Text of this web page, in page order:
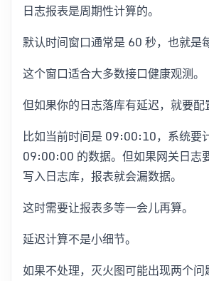
日志报表是周期性计算的。
默认时间窗口通常是 60 秒，也就是
这个窗口适合大多数接口健康观测。
但如果你的日志落库有延迟，就要配
比如当前时间是 09:00:10，系统要
09:00:00 的数据。但如果网关日志
写入日志库，报表就会漏数据。
这时需要让报表多等一会儿再算。
延迟计算不是小细节。
如果不处理，灭火图可能出现两个问